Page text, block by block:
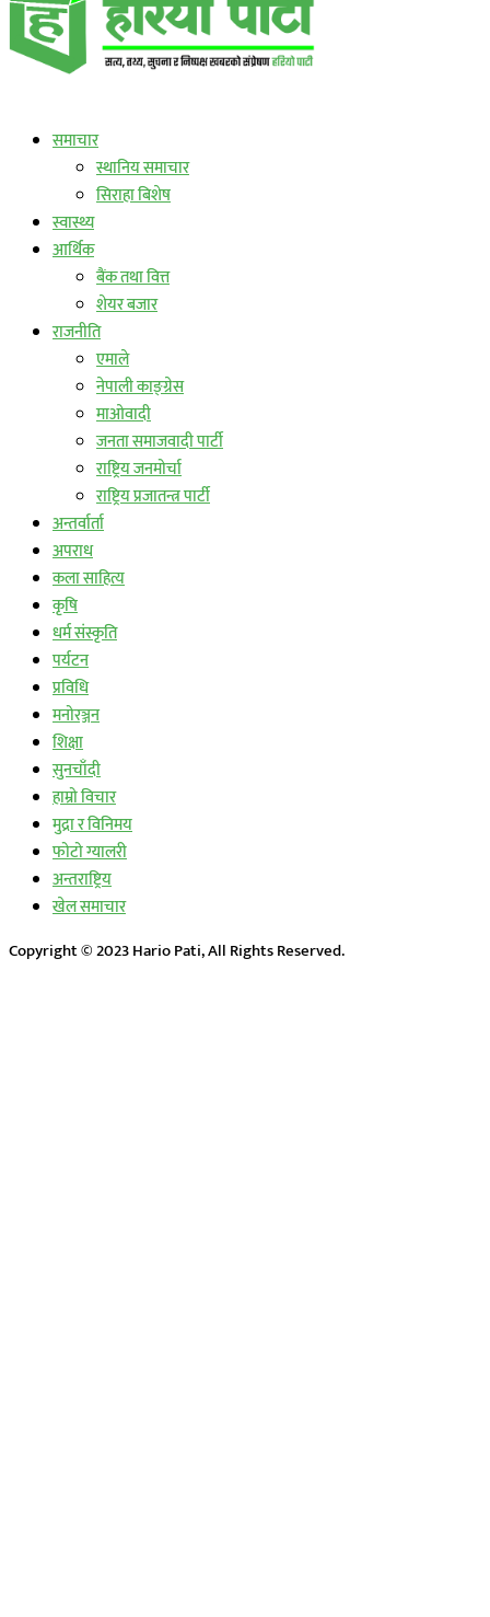
समाचार
स्थानिय समाचार
सिराहा बिशेष
स्वास्थ्य
आर्थिक
बैंक तथा वित्त
शेयर बजार
राजनीति
एमाले
नेपाली काङ्ग्रेस
माओवादी
जनता समाजवादी पार्टी
राष्ट्रिय जनमोर्चा
राष्ट्रिय प्रजातन्त्र पार्टी
अन्तर्वार्ता
अपराध
कला साहित्य
कृषि
धर्म संस्कृति
पर्यटन
प्रविधि
मनोरञ्जन
शिक्षा
सुनचाँदी
हाम्रो विचार
मुद्रा र विनिमय
फोटो ग्यालरी
अन्तराष्ट्रिय
खेल समाचार
Copyright © 2023 Hario Pati, All Rights Reserved.